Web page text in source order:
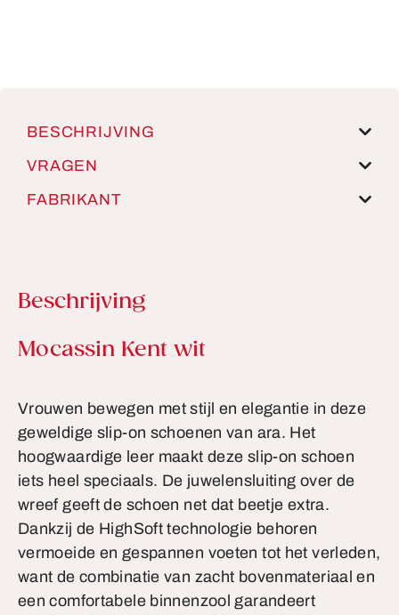
BESCHRIJVING
VRAGEN
FABRIKANT
Beschrijving
Productinformatie
Mocassin Kent wit
Vrouwen bewegen met stijl en elegantie in deze
geweldige slip-on schoenen van ara. Het
hoogwaardige leer maakt deze slip-on schoen
iets heel speciaals. De juwelensluiting over de
wreef geeft de schoen net dat beetje extra.
Dankzij de HighSoft technologie behoren
vermoeide en gespannen voeten tot het verleden,
want de combinatie van zacht bovenmateriaal en
een comfortabele binnenzool garandeert